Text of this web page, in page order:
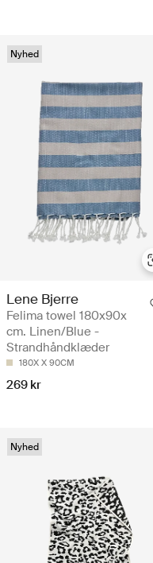
Nyhed
Lene Bjerre
Felima towel 180x90x
cm. Linen/Blue -
Strandhåndklæder
180X X 90CM
269 kr
Nyhed